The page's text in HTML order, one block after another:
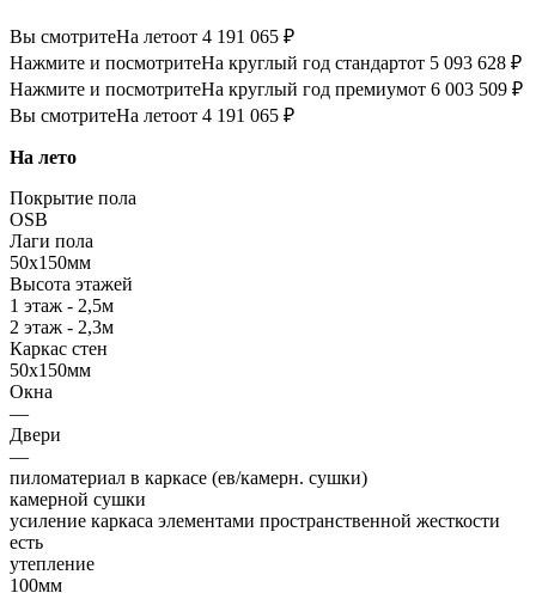
Вы смотритеНа летоот 4 191 065 ₽
Нажмите и посмотритеНа круглый год стандартот 5 093 628 ₽
Нажмите и посмотритеНа круглый год премиумот 6 003 509 ₽
Вы смотритеНа летоот 4 191 065 ₽
На лето
Покрытие пола
OSB
Лаги пола
50х150мм
Высота этажей
1 этаж - 2,5м
2 этаж - 2,3м
Каркас стен
50х150мм
Окна
—
Двери
—
пиломатериал в каркасе (ев/камерн. сушки)
камерной сушки
усиление каркаса элементами пространственной жесткости
есть
утепление
100мм